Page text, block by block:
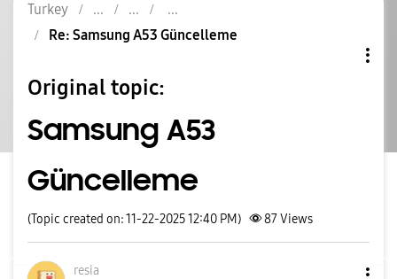
Turkey
Re: Samsung A53 Güncelleme
Original topic:
Samsung A53
Güncelleme
(Topic created on: 11-22-2025 12:40 PM) 87Views
resia